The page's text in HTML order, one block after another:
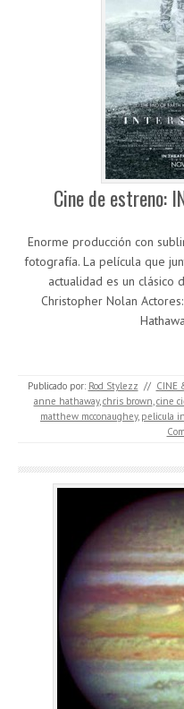
Cine de estreno:
Enorme producción con
fotografía. La película que
actualidad es un clásico
Christopher Nolan
Publicado por: Rod Stylezz // CINE
anne hathaway,chris brown,cine
matthew mcconaughey, pelicula